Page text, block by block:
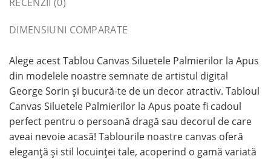
DIMENSIUNI COMPARATE
Alege acest Tablou Canvas Siluetele Palmierilor la Apus
din modelele noastre semnate de artistul digital
George Sorin și bucură-te de un decor atractiv. Tabloul
Canvas Siluetele Palmierilor la Apus poate fi cadoul
perfect pentru o persoană dragă sau decorul de care
aveai nevoie acasă! Tablourile noastre canvas oferă
eleganță și stil locuinței tale, acoperind o gamă variată